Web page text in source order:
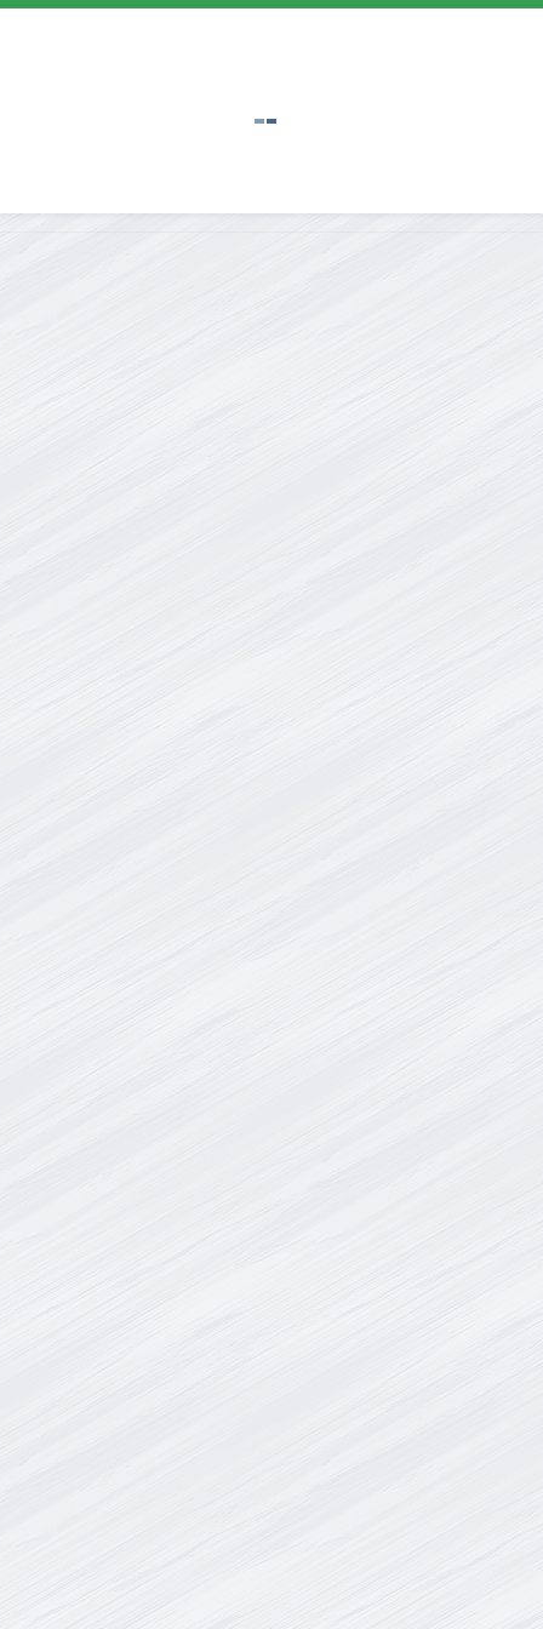
DLRip от MegaPeer | D | Movie
D | MovieDalen